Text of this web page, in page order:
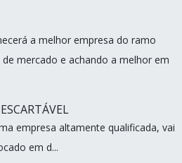
a melhor empresa do ramo
mercado e achando a melhor em
empresa altamente qualificada, vai
em d...